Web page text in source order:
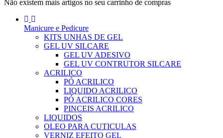
Não existem mais artigos no seu carrinho de compras
Manicure e Pedicure
KITS UNHAS DE GEL
GEL UV SILCARE
GEL UV ADESIVO
GEL UV CONTRUTOR SILCARE
ACRILICO
PÓ ACRILICO
LIQUIDO ACRILICO
PÓ ACRILICO CORES
PINCEIS ACRILICO
LIQUIDOS
OLEO PARA CUTICULAS
VERNIZ EFEITO GEL